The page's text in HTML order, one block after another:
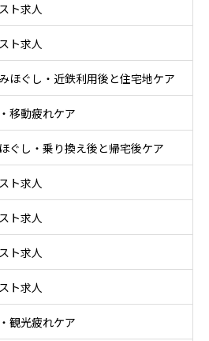
ト求人
ト求人
ほぐし・近鉄利用後と住宅地ケア
移動疲れケア
ぐし・乗り換え後と帰宅後ケア
ト求人
ト求人
ト求人
ト求人
観光疲れケア